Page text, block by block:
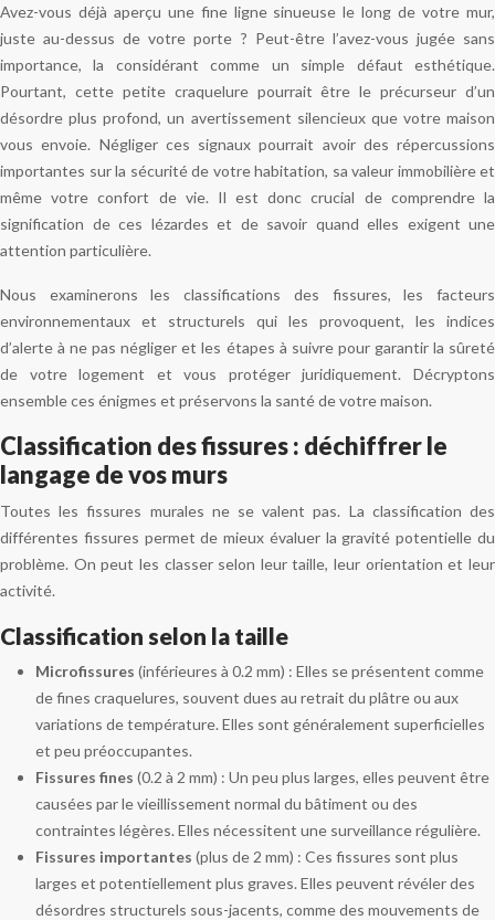
Avez-vous déjà aperçu une fine ligne sinueuse le long de votre mur,
juste au-dessus de votre porte ? Peut-être l’avez-vous jugée sans
importance, la considérant comme un simple défaut esthétique.
Pourtant, cette petite craquelure pourrait être le précurseur d’un
désordre plus profond, un avertissement silencieux que votre maison
vous envoie. Négliger ces signaux pourrait avoir des répercussions
importantes sur la sécurité de votre habitation, sa valeur immobilière et
même votre confort de vie. Il est donc crucial de comprendre la
signification de ces lézardes et de savoir quand elles exigent une
attention particulière.
Nous examinerons les classifications des fissures, les facteurs
environnementaux et structurels qui les provoquent, les indices
d’alerte à ne pas négliger et les étapes à suivre pour garantir la sûreté
de votre logement et vous protéger juridiquement. Décryptons
ensemble ces énigmes et préservons la santé de votre maison.
Classification des fissures : déchiffrer le
langage de vos murs
Toutes les fissures murales ne se valent pas. La classification des
différentes fissures permet de mieux évaluer la gravité potentielle du
problème. On peut les classer selon leur taille, leur orientation et leur
activité.
Classification selon la taille
Microfissures (inférieures à 0.2 mm) : Elles se présentent comme
de fines craquelures, souvent dues au retrait du plâtre ou aux
variations de température. Elles sont généralement superficielles
et peu préoccupantes.
Fissures fines (0.2 à 2 mm) : Un peu plus larges, elles peuvent être
causées par le vieillissement normal du bâtiment ou des
contraintes légères. Elles nécessitent une surveillance régulière.
Fissures importantes (plus de 2 mm) : Ces fissures sont plus
larges et potentiellement plus graves. Elles peuvent révéler des
désordres structurels sous-jacents, comme des mouvements de